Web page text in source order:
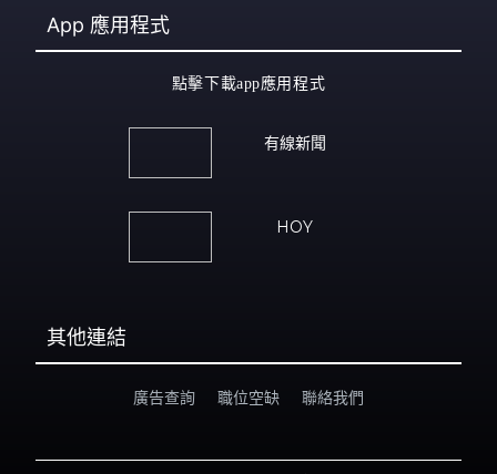
App 應用程式
點擊下載app應用程式
有線新聞
HOY
其他連結
廣告查詢 職位空缺 聯絡我們